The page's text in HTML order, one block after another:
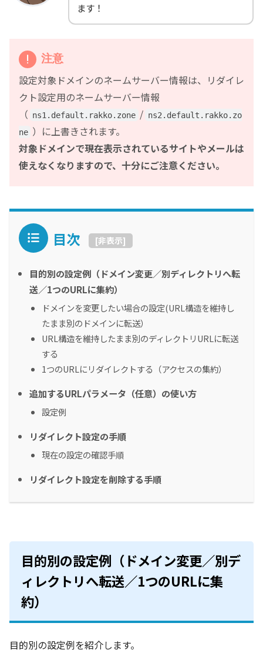
ます！
注意
設定対象ドメインのネームサーバー情報は、リダイレ
クト設定用のネームサーバー情報
（ ns1.default.rakko.zone / ns2.default.rakko.zo
ne ）に上書きされます。
対象ドメインで現在表示されているサイトやメールは
使えなくなりますので、十分にご注意ください。
目次 [非表示]
目的別の設定例（ドメイン変更／別ディレクトリへ転
送／1つのURLに集約）
ドメインを変更したい場合の設定(URL構造を維持し
たまま別のドメインに転送）
URL構造を維持したまま別のディレクトリURLに転送
する
1つのURLにリダイレクトする（アクセスの集約）
追加するURLパラメータ（任意）の使い方
設定例
リダイレクト設定の手順
現在の設定の確認手順
リダイレクト設定を削除する手順
目的別の設定例（ドメイン変更／別デ
ィレクトリへ転送／1つのURLに集
約）
目的別の設定例を紹介します。